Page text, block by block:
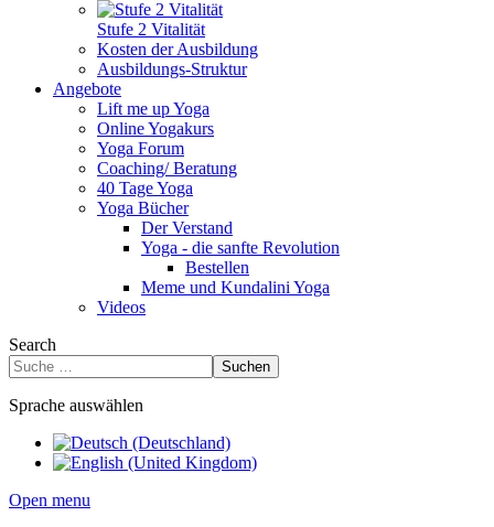
Stufe 2 Vitalität
Kosten der Ausbildung
Ausbildungs-Struktur
Angebote
Lift me up Yoga
Online Yogakurs
Yoga Forum
Coaching/ Beratung
40 Tage Yoga
Yoga Bücher
Der Verstand
Yoga - die sanfte Revolution
Bestellen
Meme und Kundalini Yoga
Videos
Search
Suchen
Sprache auswählen
Open menu